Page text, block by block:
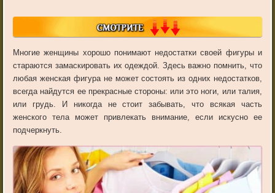
Многие женщины хорошо понимают недостатки своей фигуры и
стараются замаскировать их одеждой. Здесь важно помнить, что
любая женская фигура не может состоять из одних недостатков,
всегда найдутся ее прекрасные стороны: или это ноги, или талия,
или грудь. И никогда не стоит забывать, что всякая часть
женского тела может привлекать внимание, если искусно ее
подчеркнуть.